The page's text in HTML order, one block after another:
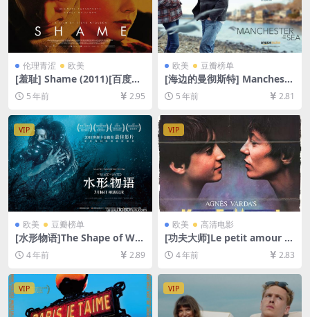
伦理青涩 欧美
[羞耻] Shame (2011)[百度网
盘+夸克网盘+迅雷云盘资源10
80P超清未删减][MP4/6GB]
[中英字幕]【手机/平板无法在
线播放，请使用电脑下载防和
谐压缩包（含解压密码）】
5 年前 2.95
欧美 豆瓣榜单
[海边的曼彻斯特] Mancheste
r by the Sea (2016)[百度网
盘+迅雷云盘资源1080P超清
未删减][MP4/8.8GB][中英字
幕]
5 年前 2.81
VIP
欧美 豆瓣榜单
[水形物语]The Shape of Wat
er (2017)[百度网盘+迅雷云盘
资源1080P超清未删减][MP4/
4 年前 2.89
VIP
欧美 高清电影
[功夫大师]Le petit amour (1
988)[百度网盘+迅雷云盘资源
1080P超清未删减][MP4/5G
4 年前 2.83
VIP VIP